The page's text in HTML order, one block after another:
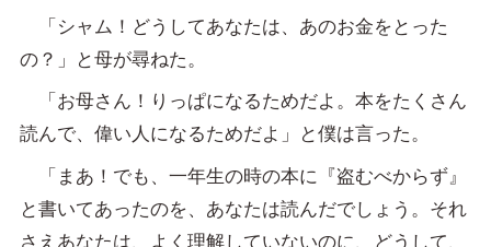
「シャム！どうしてあなたは、あのお金をとった
の？」と母が尋ねた。
「お母さん！りっぱになるためだよ。本をたくさん
読んで、偉い人になるためだよ」と僕は言った。
「まあ！でも、一年生の時の本に『盗むべからず』
と書いてあったのを、あなたは読んだでしょう。それ
さえあなたは、よく理解していないのに、どうして、